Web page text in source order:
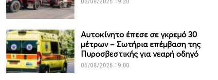
Αυτοκίνητο έπεσε σε γκρεμό 30
μέτρων – Σωτήρια επέμβαση της
Πυροσβεστικής για νεαρή οδηγό
06/08/2026 19:00